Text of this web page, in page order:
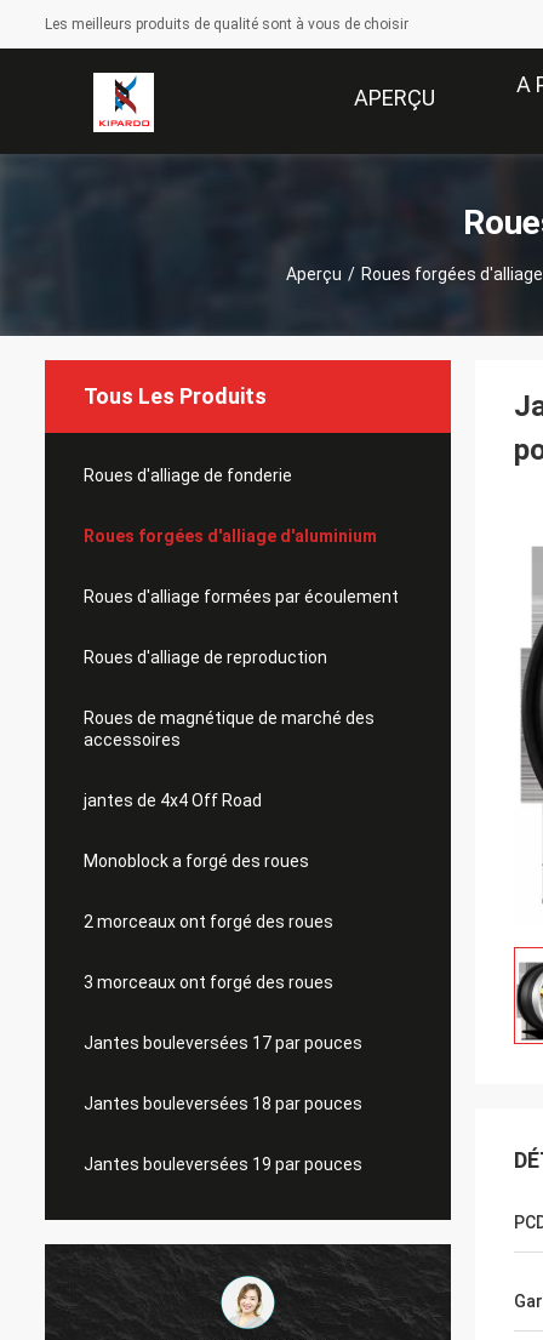
Les meilleurs produits de qualité sont à vous de choisir
APERÇU
A
Aperçu / Roues forgées
Tous Les Produits
Roues d'alliage de fonderie
Roues forgées d'alliage d'aluminium
Roues d'alliage formées par écoulement
Roues d'alliage de reproduction
Roues de magnétique de marché des
accessoires
jantes de 4x4 Off Road
Monoblock a forgé des roues
2 morceaux ont forgé des roues
3 morceaux ont forgé des roues
Jantes bouleversées 17 par pouces
Jantes bouleversées 18 par pouces
Jantes bouleversées 19 par pouces